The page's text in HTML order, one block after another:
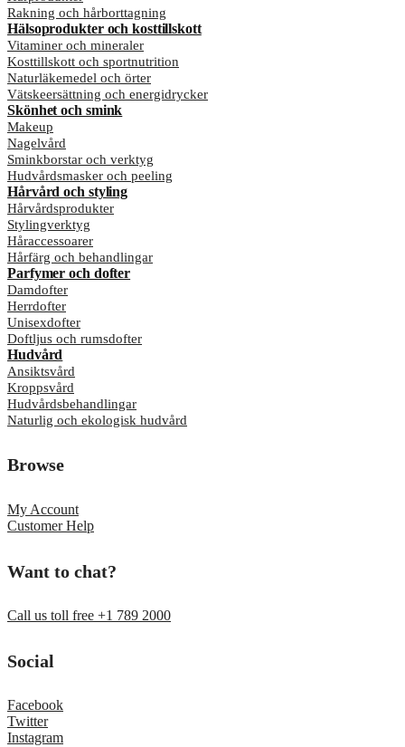
Rakning och hårborttagning
Hälsoprodukter och kosttillskott
Vitaminer och mineraler
Kosttillskott och sportnutrition
Naturläkemedel och örter
Vätskeersättning och energidrycker
Skönhet och smink
Makeup
Nagelvård
Sminkborstar och verktyg
Hudvårdsmasker och peeling
Hårvård och styling
Hårvårdsprodukter
Stylingverktyg
Håraccessoarer
Hårfärg och behandlingar
Parfymer och dofter
Damdofter
Herrdofter
Unisexdofter
Doftljus och rumsdofter
Hudvård
Ansiktsvård
Kroppsvård
Hudvårdsbehandlingar
Naturlig och ekologisk hudvård
Browse
My Account
Customer Help
Want to chat?
Call us toll free +1 789 2000
Social
Facebook
Twitter
Instagram